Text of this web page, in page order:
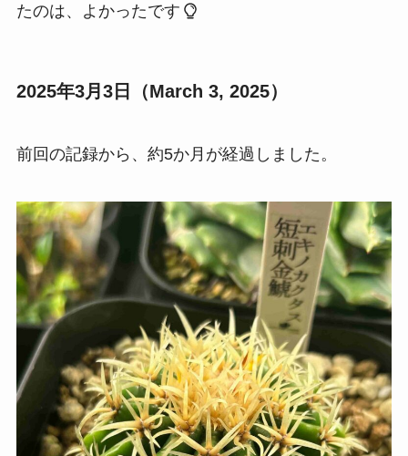
たのは、よかったです
2025年3月3日（March 3, 2025）
前回の記録から、約5か月が経過しました。